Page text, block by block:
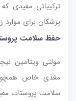
ترکیباتی مفیدی
پزشکان برای
حفظ سلامت
مغذی خاص
سلامت پروستات